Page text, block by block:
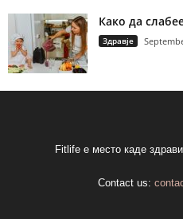
Како да
Здравје
Fitlife е место каде
Contact us: